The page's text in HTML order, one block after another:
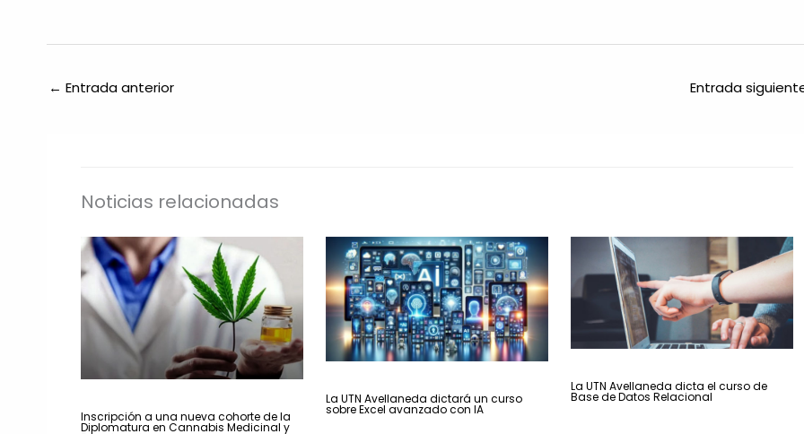
← Entrada anterior Entrada
Noticias relacionadas
Inscripción a una nueva cohorte de la
Diplomatura en Cannabis Medicinal y
La UTN Avellaneda dictará un curso
sobre Excel avanzado con IA
La UTN Avellaneda dicta el curso de
Base de Datos Relacional